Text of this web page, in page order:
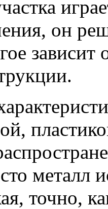
он
зависит
металл
точно,